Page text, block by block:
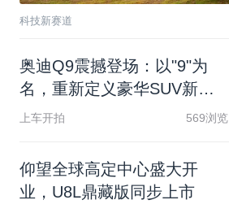
科技新赛道
奥迪Q9震撼登场 ： 以"9"为
名 ， 重新定 义豪华SUV新标
杆
上车开拍 569浏览
仰望全球高定中心盛大开
业 ， U8L鼎藏版 同步上市